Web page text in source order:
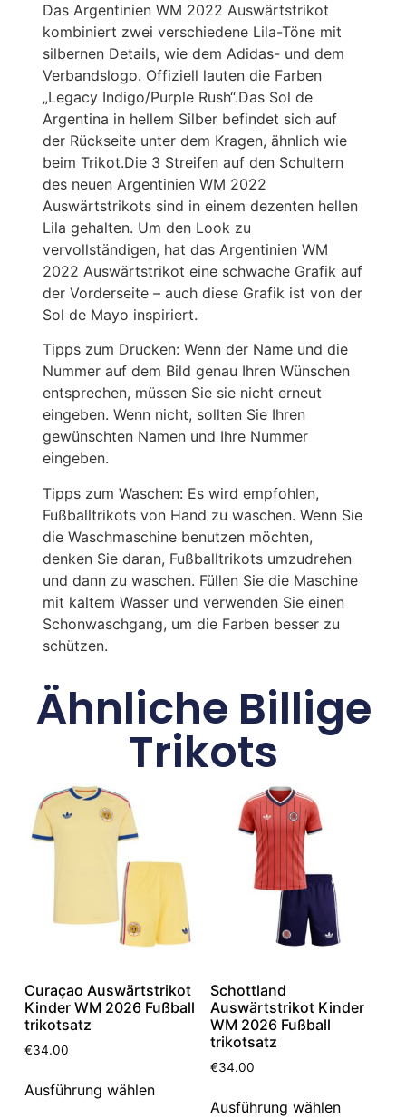
Das Argentinien WM 2022 Auswärtstrikot
kombiniert zwei verschiedene Lila-Töne mit
silbernen Details, wie dem Adidas- und dem
Verbandslogo. Offiziell lauten die Farben
„Legacy Indigo/Purple Rush“.Das Sol de
Argentina in hellem Silber befindet sich auf
der Rückseite unter dem Kragen, ähnlich wie
beim Trikot.Die 3 Streifen auf den Schultern
des neuen Argentinien WM 2022
Auswärtstrikots sind in einem dezenten hellen
Lila gehalten. Um den Look zu
vervollständigen, hat das Argentinien WM
2022 Auswärtstrikot eine schwache Grafik auf
der Vorderseite – auch diese Grafik ist von der
Sol de Mayo inspiriert.
Tipps zum Drucken: Wenn der Name und die
Nummer auf dem Bild genau Ihren Wünschen
entsprechen, müssen Sie sie nicht erneut
eingeben. Wenn nicht, sollten Sie Ihren
gewünschten Namen und Ihre Nummer
eingeben.
Tipps zum Waschen: Es wird empfohlen,
Fußballtrikots von Hand zu waschen. Wenn Sie
die Waschmaschine benutzen möchten,
denken Sie daran, Fußballtrikots umzudrehen
und dann zu waschen. Füllen Sie die Maschine
mit kaltem Wasser und verwenden Sie einen
Schonwaschgang, um die Farben besser zu
schützen.
Ähnliche Billige
Trikots
Curaçao Auswärtstrikot
Kinder WM 2026 Fußball
trikotsatz
€34.00
Ausführung wählen
Schottland
Auswärtstrikot Kinder
WM 2026 Fußball
trikotsatz
€34.00
Ausführung wählen